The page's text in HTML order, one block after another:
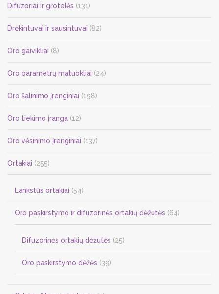
Difuzoriai ir grotelės (131)
Drėkintuvai ir sausintuvai (82)
Oro gaivikliai (8)
Oro parametrų matuokliai (24)
Oro šalinimo įrenginiai (198)
Oro tiekimo įranga (12)
Oro vėsinimo įrenginiai (137)
Ortakiai (255)
Lankstūs ortakiai (54)
Oro paskirstymo ir difuzorinės ortakių dėžutės (64)
Difuzorinės ortakių dėžutės (25)
Oro paskirstymo dėžės (39)